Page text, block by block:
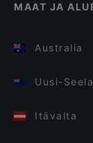
MAAT JA
Australia
Uusi-
Itävalta